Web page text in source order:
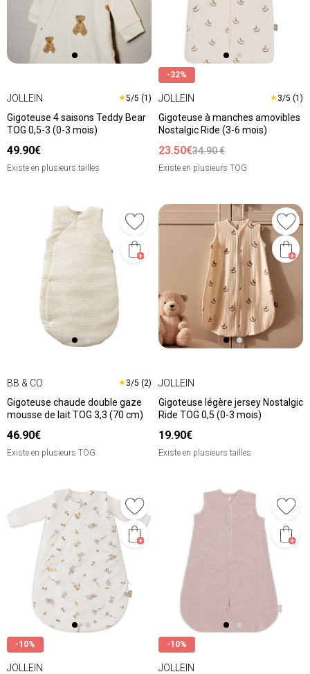
JOLLEIN ★5/5 (1)
Gigoteuse 4 saisons Teddy Bear
TOG 0,5-3 (0-3 mois)
49.90€
Existe en plusieurs tailles
-32%
JOLLEIN ★3/5 (1)
Gigoteuse à manches amovibles
Nostalgic Ride (3-6 mois)
23.50€34.90 €
Existe en plusieurs TOG
BB & CO ★3/5 (2)
Gigoteuse chaude double gaze
mousse de lait TOG 3,3 (70 cm)
46.90€
Existe en plusieurs TOG
JOLLEIN
Gigoteuse légère jersey Nostalgic
Ride TOG 0,5 (0-3 mois)
19.90€
Existe en plusieurs tailles
-10%
JOLLEIN
-10%
JOLLEIN